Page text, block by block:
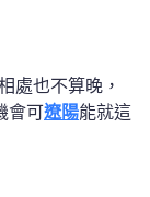
處也不算晚，
會可遼陽能就這